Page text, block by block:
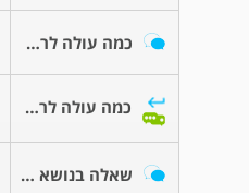
כמה עולה לרב לחתונה
כמה עולה לרב לחתונה
שאלה בנושא רבנות